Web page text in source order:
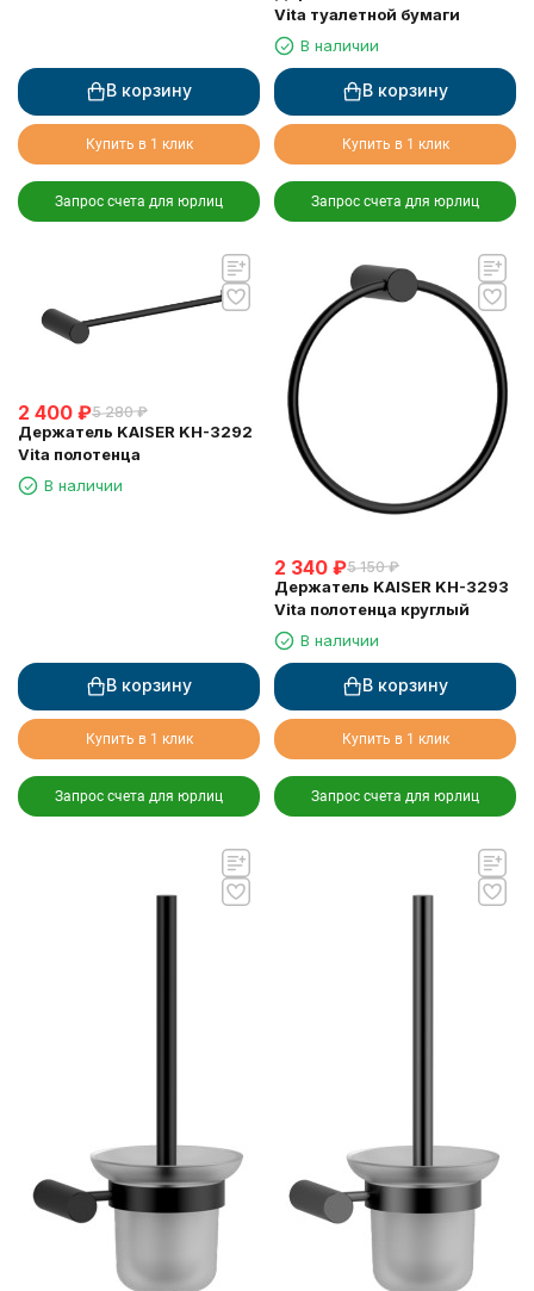
В корзину
Купить в 1 клик
Запрос счета для юрлиц
Vita туалетной бумаги
В наличии
В корзину
Купить в 1 клик
Запрос счета для юрлиц
2 400 ₽5 280 ₽
Держатель KAISER KH-3292
Vita полотенца
В наличии
В корзину
Купить в 1 клик
Запрос счета для юрлиц
2 340 ₽5 150 ₽
Держатель KAISER KH-3293
Vita полотенца круглый
В наличии
В корзину
Купить в 1 клик
Запрос счета для юрлиц